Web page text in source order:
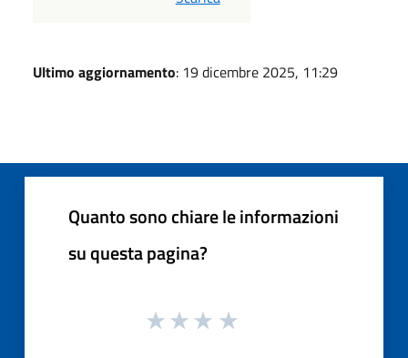
Ultimo aggiornamento: 19 dicembre 2025, 11:29
Quanto sono chiare le informazioni
su questa pagina?